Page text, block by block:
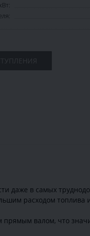
даже в самых
расходом топлива
валом, что